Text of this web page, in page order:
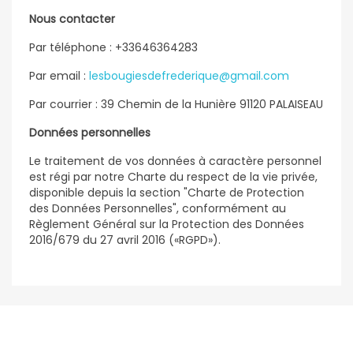
Nous contacter
Par téléphone : +33646364283
Par email :lesbougiesdefrederique@gmail.com
Par courrier : 39 Chemin de la Hunière 91120 PALAISEAU
Données personnelles
Le traitement de vos données à caractère personnel
est régi par notre Charte du respect de la vie privée,
disponible depuis la section "Charte de Protection
des Données Personnelles", conformément au
Règlement Général sur la Protection des Données
2016/679 du 27 avril 2016 («RGPD»).